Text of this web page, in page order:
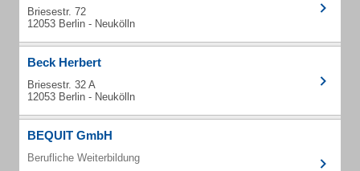
Briesestr. 72
12053 Berlin - Neukölln
Beck Herbert
Briesestr. 32 A
12053 Berlin - Neukölln
BEQUIT GmbH
Berufliche Weiterbildung